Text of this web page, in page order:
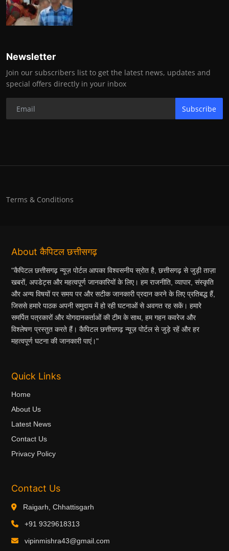
Newsletter
Join our subscribers list to get the latest news, updates and
special offers directly in your inbox
Subscribe
Terms & Conditions
About कैपिटल छत्तीसगढ़
"कैपिटल छत्तीसगढ़ न्यूज़ पोर्टल आपका विश्वसनीय स्रोत है, छत्तीसगढ़ से जुड़ी ताज़ा
खबरों, अपडेट्स और महत्वपूर्ण जानकारियों के लिए। हम राजनीति, व्यापार, संस्कृति
और अन्य विषयों पर समय पर और सटीक जानकारी प्रदान करने के लिए प्रतिबद्ध हैं,
जिससे हमारे पाठक अपनी समुदाय में हो रही घटनाओं से अवगत रह सकें। हमारे
समर्पित पत्रकारों और योगदानकर्ताओं की टीम के साथ, हम गहन कवरेज और
विश्लेषण प्रस्तुत करते हैं। कैपिटल छत्तीसगढ़ न्यूज़ पोर्टल से जुड़े रहें और हर
महत्वपूर्ण घटना की जानकारी पाएं।"
Quick Links
Home
About Us
Latest News
Contact Us
Privacy Policy
Contact Us
Raigarh, Chhattisgarh
+91 9329618313
vipinmishra43@gmail.com